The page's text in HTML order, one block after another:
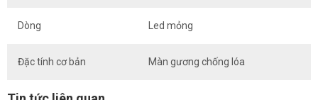
Dòng Led mỏng
Đặc tính cơ bản Màn gương chống lóa